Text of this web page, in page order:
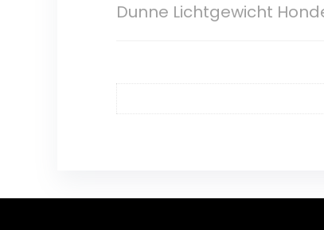
Dunne Lichtgewicht